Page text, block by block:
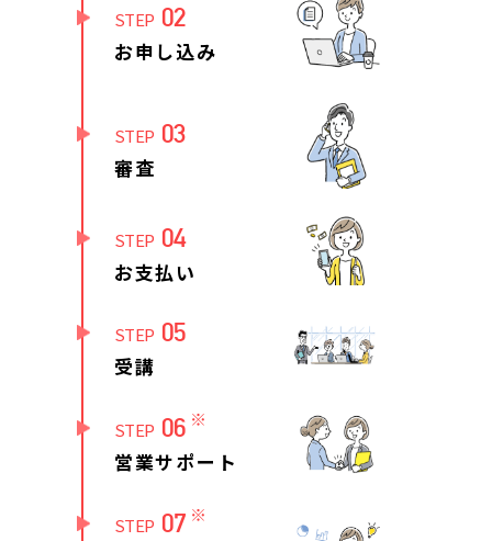
STEP 02
お申し込み
STEP 03
審査
STEP 04
お支払い
STEP 05
受講
STEP 06 ※
営業サポート
STEP 07 ※